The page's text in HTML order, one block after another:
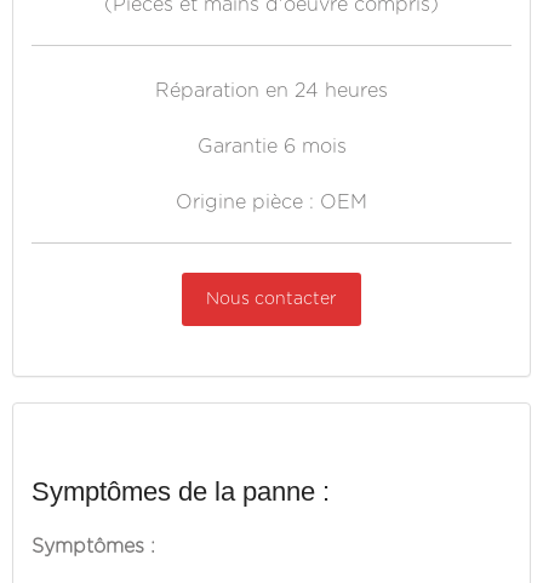
(Pièces et mains d'oeuvre compris)
Réparation en 24 heures
Garantie 6 mois
Origine pièce : OEM
Nous contacter
Symptômes de la panne :
Symptômes :